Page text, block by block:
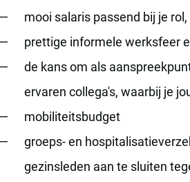
mooi salaris passend bij je
prettige informele werksfeer
de kans om als
ervaren collega's, waarbij je
mobiliteitsbudget
groeps- en
gezinsleden aan te sluiten